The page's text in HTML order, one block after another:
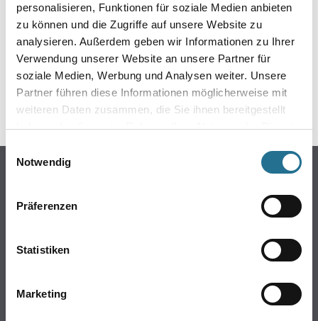
personalisieren, Funktionen für soziale Medien anbieten
zu können und die Zugriffe auf unsere Website zu
analysieren. Außerdem geben wir Informationen zu Ihrer
Verwendung unserer Website an unsere Partner für
soziale Medien, Werbung und Analysen weiter. Unsere
Partner führen diese Informationen möglicherweise mit
weiteren Daten zusammen, die Sie ihnen bereitgestellt
haben oder die sie im Rahmen Ihrer Nutzung der Dienste
Einwilligungsauswahl
Notwendig
Präferenzen
Statistiken
Marketing
Keine Sorge, wir pinseln schon an der Lösung und
werden das Problem so schnell wie möglich beheben.
Erkunden Sie in der Zwischenzeit unseren Online-Shop
und lassen Sie sich inspirieren.
ZURÜCK ZUM ONLINE-SHOP
Online-Shop
Putze- und Spachtelmassen
Wand- & Deckenbeläge